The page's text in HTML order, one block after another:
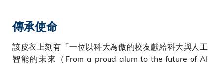
傳承使命
該皮衣上刻有「一位以科大為傲的校友獻給科大與人工
智能的未來（From a proud alum to the future of AI